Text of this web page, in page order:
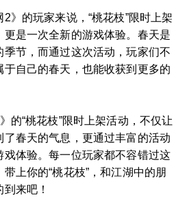
》的玩家来说，“桃花枝”限时上架
是一次全新的游戏体验。春天是
节，而通过这次活动，玩家们不
自己的春天，也能收获到更多的
的“桃花枝”限时上架活动，不仅让
春天的气息，更通过丰富的活动
戏体验。每一位玩家都不容错过这
上你的“桃花枝”，和江湖中的朋
来吧！